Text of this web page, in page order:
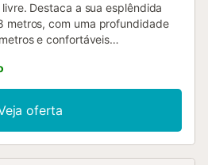
Destaca a sua esplêndida
metros, com uma profundidade
e confortáveis
proporcionando um
de deliciosas refeições com
um ambiente tranquilo e natural,
um refúgio perfeito para
mergulhar na beleza da vida
oferta